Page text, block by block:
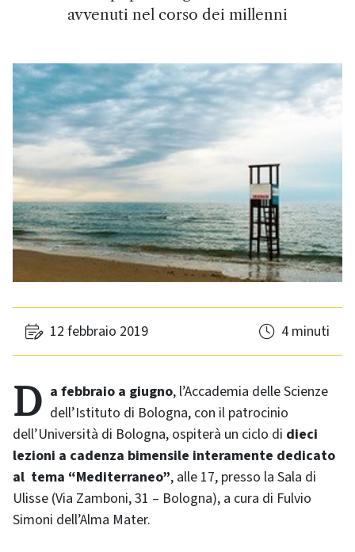
avvenuti nel corso dei millenni
12 febbraio 2019 4 minuti
Da febbraio a giugno, l’Accademia delle Scienze
dell’Istituto di Bologna, con il patrocinio
dell’Università di Bologna, ospiterà un ciclo di dieci
lezioni a cadenza bimensile interamente dedicato
al tema “Mediterraneo”, alle 17, presso la Sala di
Ulisse (Via Zamboni, 31 – Bologna), a cura di Fulvio
Simoni dell’Alma Mater.